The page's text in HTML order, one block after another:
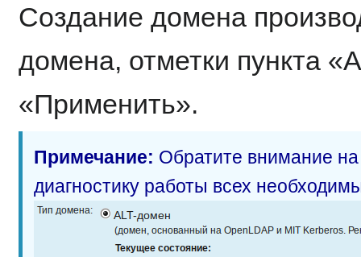
Создание домена
домена, отметки пункта
«Применить».
Примечание: Обратите внимание
диагностику работы всех